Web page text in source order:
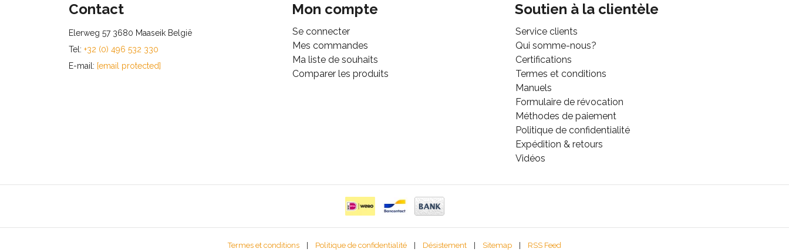
Contact
Elerweg 57 3680 Maaseik België
Tel: +32 (0) 496 532 330
E-mail: [email protected]
Mon compte
Se connecter
Mes commandes
Ma liste de souhaits
Comparer les produits
Soutien à la clientèle
Service clients
Qui somme-nous?
Certifications
Termes et conditions
Manuels
Formulaire de révocation
Méthodes de paiement
Politique de confidentialité
Expédition & retours
Vidéos
Termes et conditions Politique de confidentialité Désistement Sitemap RSS Feed